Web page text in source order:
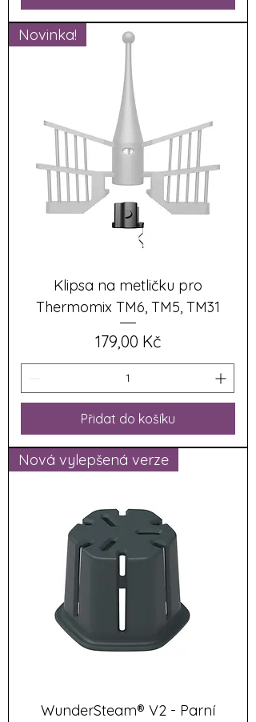
Novinka!
Klipsa na metličku pro
Thermomix TM6, TM5, TM31
Cena
179,00 Kč
Přidat do košíku
Nová vylepšená verze
WunderSteam® V2 - Parní